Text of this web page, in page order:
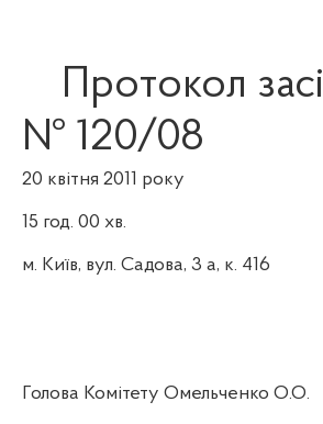
Протокол
№ 120/08
20 квітня 2011 року
15 год. 00 хв.
м. Київ, вул. Садова, 3 а, к. 416
Голова Комітету Омельченко О.О.